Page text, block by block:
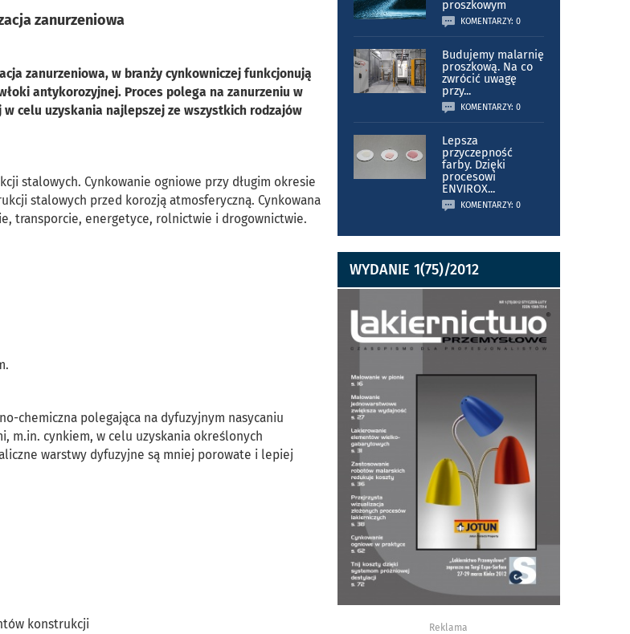
zanurzeniowa
zanurzeniowa, w branży cynkowniczej funkcjonują
antykorozyjnej. Proces polega na zanurzeniu w
celu uzyskania najlepszej ze wszystkich rodzajów
stalowych. Cynkowanie ogniowe przy długim okresie
stalowych przed korozją atmosferyczną. Cynkowana
transporcie, energetyce, rolnictwie i drogownictwie.
chemiczna polegająca na dyfuzyjnym nasycaniu
m.in. cynkiem, w celu uzyskania określonych
warstwy dyfuzyjne są mniej porowate i lepiej
konstrukcji
proszkowym
KOMENTARZY: 0
Budujemy malarnię
proszkową. Na co
zwrócić uwagę
przy...
KOMENTARZY: 0
Lepsza
przyczepność
farby. Dzięki
procesowi
ENVIROX...
KOMENTARZY: 0
WYDANIE 1(75)/2012
Reklama